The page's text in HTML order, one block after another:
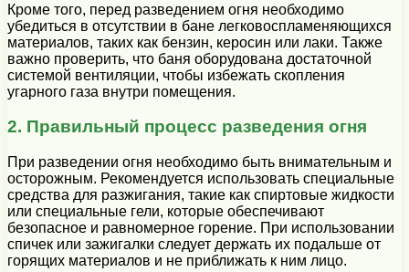
Кроме того, перед разведением огня необходимо
убедиться в отсутствии в бане легковоспламеняющихся
материалов, таких как бензин, керосин или лаки. Также
важно проверить, что баня оборудована достаточной
системой вентиляции, чтобы избежать скопления
угарного газа внутри помещения.
2. Правильный процесс разведения огня
При разведении огня необходимо быть внимательным и
осторожным. Рекомендуется использовать специальные
средства для разжигания, такие как спиртовые жидкости
или специальные гели, которые обеспечивают
безопасное и равномерное горение. При использовании
спичек или зажигалки следует держать их подальше от
горящих материалов и не приближать к ним лицо.